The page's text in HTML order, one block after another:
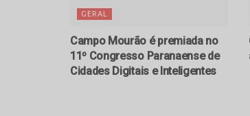
GERAL
Campo Mourão é premiada no
11º Congresso Paranaense de
Cidades Digitais e Inteligentes